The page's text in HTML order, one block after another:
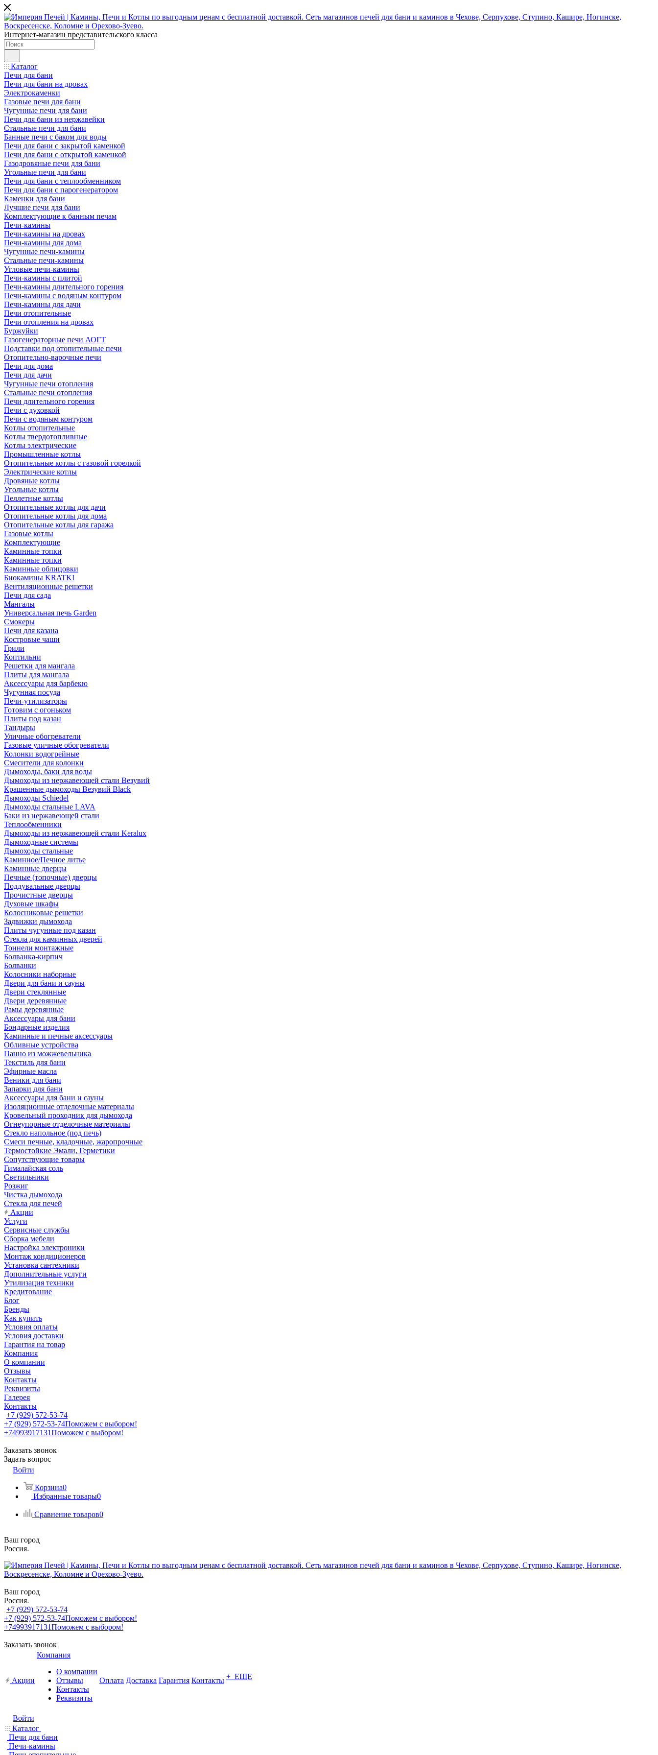
Интернет-магазин представительского класса
Каталог
Печи для бани
Печи для бани на дровах
Электрокаменки
Газовые печи для бани
Чугунные печи для бани
Печи для бани из нержавейки
Стальные печи для бани
Банные печи с баком для воды
Печи для бани с закрытой каменкой
Печи для бани с открытой каменкой
Газодровяные печи для бани
Угольные печи для бани
Печи для бани с теплообменником
Печи для бани с парогенератором
Каменки для бани
Лучшие печи для бани
Комплектующие к банным печам
Печи-камины
Печи-камины на дровах
Печи-камины для дома
Чугунные печи-камины
Стальные печи-камины
Угловые печи-камины
Печи-камины с плитой
Печи-камины длительного горения
Печи-камины с водяным контуром
Печи-камины для дачи
Печи отопительные
Печи отопления на дровах
Буржуйки
Газогенераторные печи АОГТ
Подставки под отопительные печи
Отопительно-варочные печи
Печи для дома
Печи для дачи
Чугунные печи отопления
Стальные печи отопления
Печи длительного горения
Печи с духовкой
Печи с водяным контуром
Котлы отопительные
Котлы твердотопливные
Котлы электрические
Промышленные котлы
Отопительные котлы с газовой горелкой
Электрические котлы
Дровяные котлы
Угольные котлы
Пеллетные котлы
Отопительные котлы для дачи
Отопительные котлы для дома
Отопительные котлы для гаража
Газовые котлы
Комплектующие
Каминные топки
Каминные топки
Каминные облицовки
Биокамины KRATKI
Вентиляционные решетки
Печи для сада
Мангалы
Универсальная печь Garden
Смокеры
Печи для казана
Костровые чаши
Грили
Коптильни
Решетки для мангала
Плиты для мангала
Аксессуары для барбекю
Чугунная посуда
Печи-утилизаторы
Готовим с огоньком
Плиты под казан
Тандыры
Уличные обогреватели
Газовые уличные обогреватели
Колонки водогрейные
Смесители для колонки
Дымоходы, баки для воды
Дымоходы из нержавеющей стали Везувий
Крашенные дымоходы Везувий Black
Дымоходы Schiedel
Дымоходы стальные LAVA
Баки из нержавеющей стали
Теплообменники
Дымоходы из нержавеющей стали Keralux
Дымоходные системы
Дымоходы стальные
Каминное/Печное литье
Каминные дверцы
Печные (топочные) дверцы
Поддувальные дверцы
Прочистные дверцы
Духовые шкафы
Колосниковые решетки
Задвижки дымохода
Плиты чугунные под казан
Стекла для каминных дверей
Тоннели монтажные
Болванка-кирпич
Болванки
Колосники наборные
Двери для бани и сауны
Двери стеклянные
Двери деревянные
Рамы деревянные
Аксессуары для бани
Бондарные изделия
Каминные и печные аксессуары
Обливные устройства
Панно из можжевельника
Текстиль для бани
Эфирные масла
Веники для бани
Запарки для бани
Аксессуары для бани и сауны
Изоляционные отделочные материалы
Кровельный проходник для дымохода
Огнеупорные отделочные материалы
Стекло напольное (под печь)
Смеси печные, кладочные, жаропрочные
Термостойкие Эмали, Герметики
Сопутствующие товары
Гималайская соль
Светильники
Розжиг
Чистка дымохода
Стекла для печей
Акции
Услуги
Сервисные службы
Сборка мебели
Настройка электроники
Монтаж кондиционеров
Установка сантехники
Дополнительные услуги
Утилизация техники
Кредитование
Блог
Бренды
Как купить
Условия оплаты
Условия доставки
Гарантия на товар
Компания
О компании
Отзывы
Контакты
Реквизиты
Галерея
Контакты
+7 (929) 572-53-74
+7 (929) 572-53-74Поможем с выбором!
+74993917131Поможем с выбором!
Заказать звонок
Задать вопрос
Войти
Корзина0
Избранные товары0
Сравнение товаров0
Ваш город
Россия
Ваш город
Россия
+7 (929) 572-53-74
+7 (929) 572-53-74Поможем с выбором!
+74993917131Поможем с выбором!
Заказать звонок
Акции
Компания
О компании
Отзывы
Контакты
Реквизиты
Оплата Доставка Гарантия Контакты + ЕЩЕ
Войти
Каталог
Печи для бани
Печи-камины